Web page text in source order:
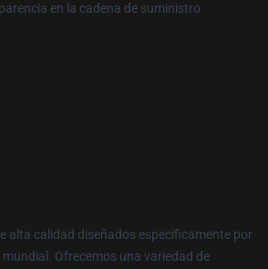
en la cadena de suministro
alta calidad diseñados específicamente por
Ofrecemos una variedad de